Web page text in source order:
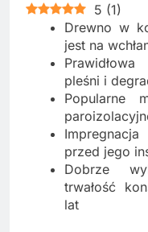
5 (1)
Drewno w
jest na
pleśni i
Popularne
przed jego
Dobrze
trwałość
lat